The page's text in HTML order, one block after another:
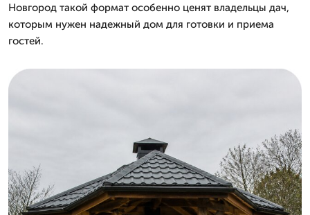
Новгород такой формат особенно ценят владельцы дач,
которым нужен надежный дом для готовки и приема
гостей.